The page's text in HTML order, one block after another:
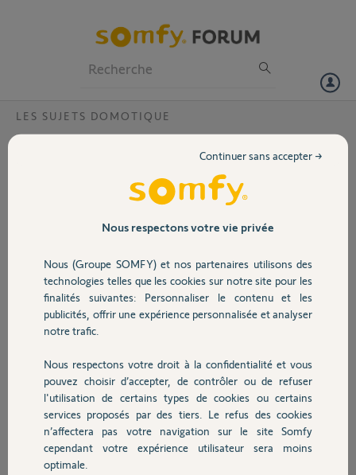
Volet
Sécurité
Domotique
Chauffage
Autres produits
LES SUJETS DOMOTIQUE
Problème mise à jour connexoon ?
J'essaie d’installer la box Connexoon . On me demande d’effectuer
Mais impossible, ça tourne pendant des heures, mais rien. J'ai fait
Est ce quelqu’un peut m'aider ?
Pin : 0807-7982-4183
il y a presque 2 ans
Participer au fil de discussion
Réponses
Nous respectons votre vie privée
Nous (Groupe SOMFY) et nos partenaires utilisons des
technologies telles que les cookies sur notre site pour les
finalités suivantes: Personnaliser le contenu et les
publicités, offrir une expérience personnalisée et analyser
notre trafic.
Nous respectons votre droit à la confidentialité et vous
pouvez choisir d’accepter, de contrôler ou de refuser
l'utilisation de certains types de cookies ou certains
services proposés par des tiers. Le refus des cookies
n’affectera pas votre navigation sur le site Somfy
cependant votre expérience utilisateur sera moins
optimale.
Continuer sans accepter →